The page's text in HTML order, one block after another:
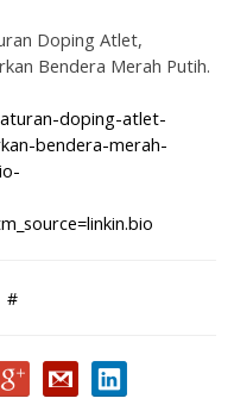
Doping Atlet,
Bendera Merah Putih.
doping-atlet-
bendera-merah-
#